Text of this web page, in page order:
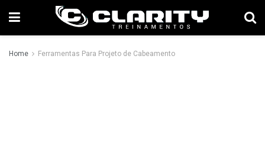
Home Ferramentas Para Projeto de Cabeamento